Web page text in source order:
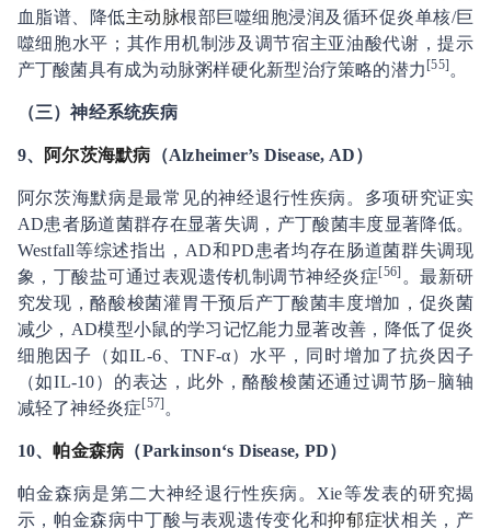
血脂谱、降低主动脉根部巨噬细胞浸润及循环促炎单核/巨
噬细胞水平；其作用机制涉及调节宿主亚油酸代谢，提示
产丁酸菌具有成为动脉粥样硬化新型治疗策略的潜力 [55] 。
（三）神经系统疾病
9、 阿尔茨海默病 （Alzheimer’s Disease, AD）
阿尔茨海默病是最常见的神经退行性疾病。多项研究证实
AD患者肠道菌群存在显著失调，产丁酸菌丰度显著降低。
Westfall等综述指出，AD和PD患者均存在肠道菌群失调现
象，丁酸盐可通过表观遗传机制调节神经炎症[56] 。最新研
究发现，酪酸梭菌灌胃干预后产丁酸菌丰度增加，促炎菌
减少，AD模型小鼠的学习记忆能力显著改善，降低了促炎
细胞因子（如IL-6、TNF-α）水平，同时增加了抗炎因子
（如IL-10）的表达，此外，酪酸梭菌还通过调节肠−脑轴
减轻了神经炎症[57] 。
10、帕金森病 （Parkinson‘s Disease, PD）
帕金森病是第二大神经退行性疾病。Xie等发表的研究揭
示，帕金森病中丁酸与表观遗传变化和抑郁症状相关，产